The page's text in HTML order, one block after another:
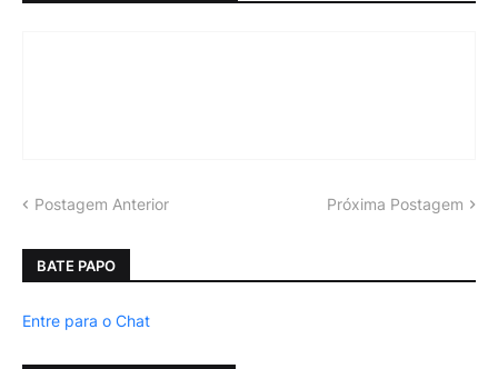
Postagem Anterior Próxima Postagem
BATE PAPO
Entre para o Chat